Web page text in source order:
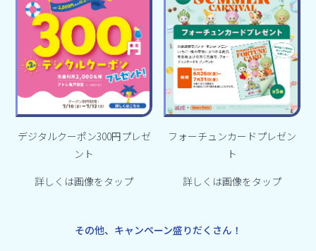
デジタルクーポン300円プレゼ
ント
詳しくは画像をタップ
フォーチュンカードプレゼン
ト
詳しくは画像をタップ
その他、キャンペーン盛りだくさん！